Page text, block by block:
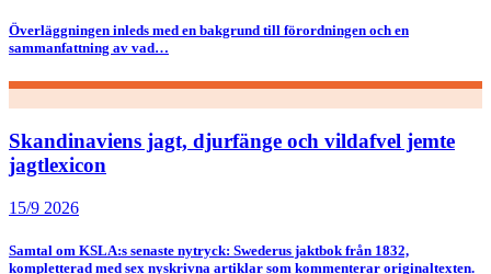
Överläggningen inleds med en bakgrund till förordningen och en
sammanfattning av vad…
Skandinaviens jagt, djurfänge och vildafvel jemte
jagtlexicon
15/9 2026
Samtal om KSLA:s senaste nytryck: Swederus jaktbok från 1832,
kompletterad med sex nyskrivna artiklar som kommenterar originaltexten.